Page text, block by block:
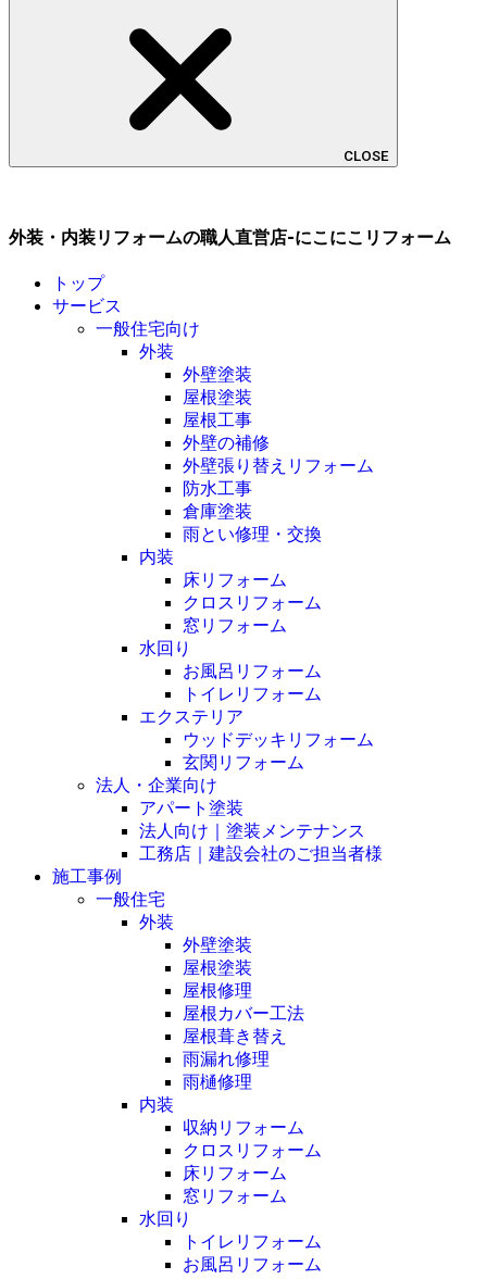
CLOSE
外装・内装リフォームの職人直営店-にこにこリフォーム
トップ
サービス
一般住宅向け
外装
外壁塗装
屋根塗装
屋根工事
外壁の補修
外壁張り替えリフォーム
防水工事
倉庫塗装
雨とい修理・交換
内装
床リフォーム
クロスリフォーム
窓リフォーム
水回り
お風呂リフォーム
トイレリフォーム
エクステリア
ウッドデッキリフォーム
玄関リフォーム
法人・企業向け
アパート塗装
法人向け｜塗装メンテナンス
工務店｜建設会社のご担当者様
施工事例
一般住宅
外装
外壁塗装
屋根塗装
屋根修理
屋根カバー工法
屋根葺き替え
雨漏れ修理
雨樋修理
内装
収納リフォーム
クロスリフォーム
床リフォーム
窓リフォーム
水回り
トイレリフォーム
お風呂リフォーム